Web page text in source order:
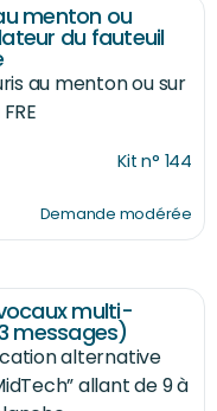
menton ou
du fauteuil
au menton ou sur
Kit n° 144
Demande modérée
multi-
messages)
alternative
allant de 9 à